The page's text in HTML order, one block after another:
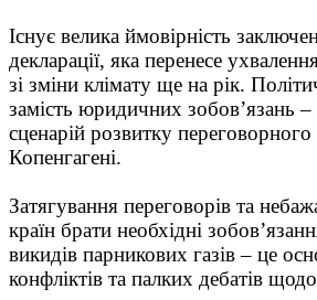
Існує велика ймовірність
декларації, яка перенесе
зі зміни клімату ще на рік.
замість юридичних зобов’язань
сценарій розвитку
Копенгагені.
Затягування переговорів та
країн брати необхідні
викидів парникових газів – це
конфліктів та палких дебатів